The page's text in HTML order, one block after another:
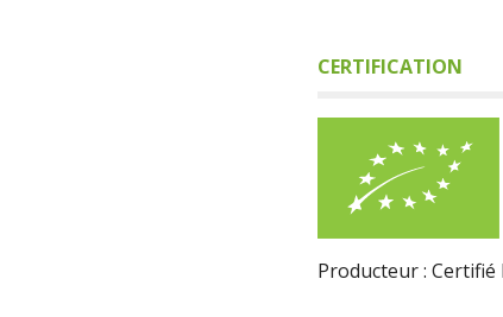
CERTIFICATION
Producteur : Certifié